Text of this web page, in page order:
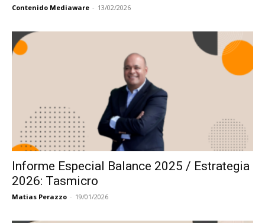
Contenido Mediaware - 13/02/2026
Informe Especial Balance 2025 / Estrategia
2026: Tasmicro
Matias Perazzo - 19/01/2026